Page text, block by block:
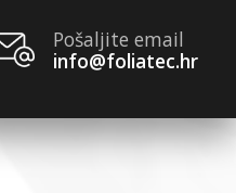
Pošaljite email
info@foliatec.hr